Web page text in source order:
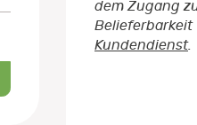
dem Zugang
Belieferbarkeit
Kundendienst.